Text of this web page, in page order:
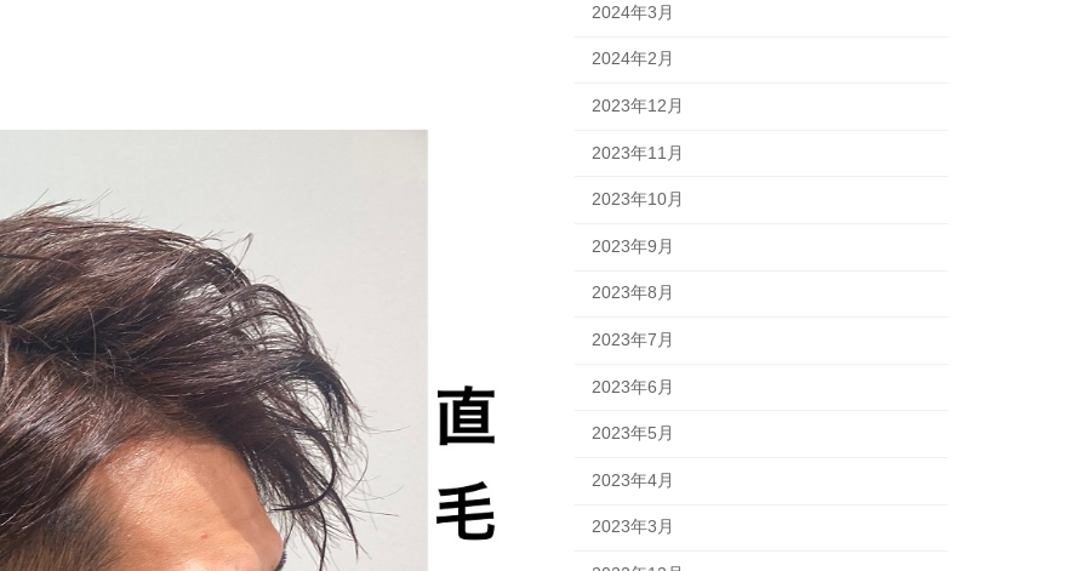
2024年3月
2024年2月
2023年12月
2023年11月
2023年10月
2023年9月
2023年8月
2023年7月
2023年6月
2023年5月
2023年4月
2023年3月